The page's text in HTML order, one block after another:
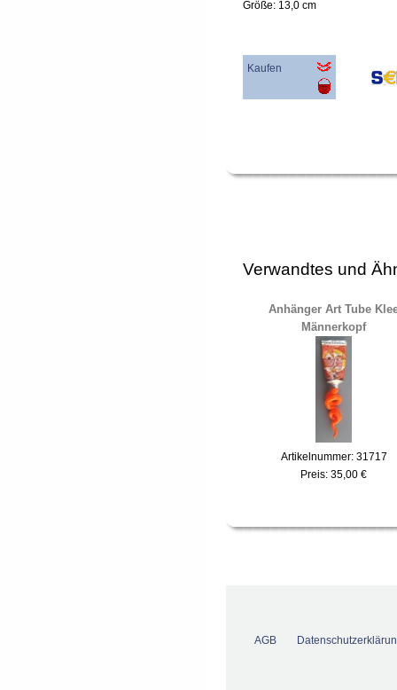
Größe: 13,0 cm
Kaufen
Verwandtes und
Anhänger Art Tube
Männerkopf
Artikelnummer: 31717
Preis: 35,00 €
AGB